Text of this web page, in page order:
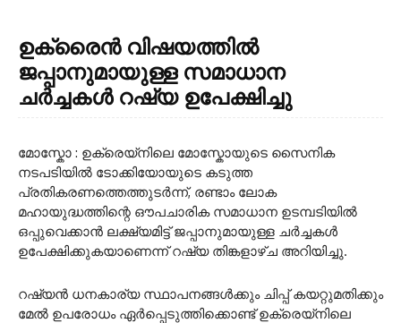
ഉക്രൈൻ വിഷയത്തിൽ
ജപ്പാനുമായുള്ള സമാധാന
ചർച്ചകൾ റഷ്യ ഉപേക്ഷിച്ചു
മോസ്കോ : ഉക്രെയ്നിലെ മോസ്കോയുടെ സൈനിക
നടപടിയിൽ ടോക്കിയോയുടെ കടുത്ത
പ്രതികരണത്തെത്തുടർന്ന്, രണ്ടാം ലോക
മഹായുദ്ധത്തിന്റെ ഔപചാരിക സമാധാന ഉടമ്പടിയിൽ
ഒപ്പുവെക്കാൻ ലക്ഷ്യമിട്ട് ജപ്പാനുമായുള്ള ചർച്ചകൾ
ഉപേക്ഷിക്കുകയാണെന്ന് റഷ്യ തിങ്കളാഴ്ച അറിയിച്ചു.
റഷ്യൻ ധനകാര്യ സ്ഥാപനങ്ങൾക്കും ചിപ്പ് കയറ്റുമതിക്കും
മേൽ ഉപരോധം ഏർപ്പെടുത്തിക്കൊണ്ട് ഉക്രെയ്നിലെ